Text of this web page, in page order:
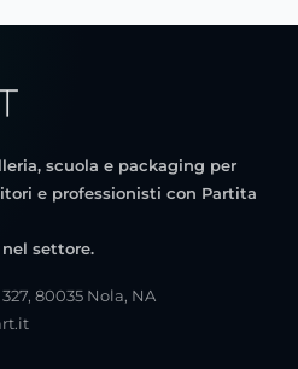
scuola e packaging per
e professionisti con Partita
settore.
80035 Nola, NA